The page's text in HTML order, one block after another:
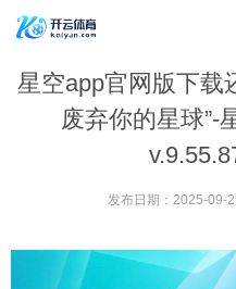
星空app官网版下载
废弃你的星球”-
发布日期：2025-